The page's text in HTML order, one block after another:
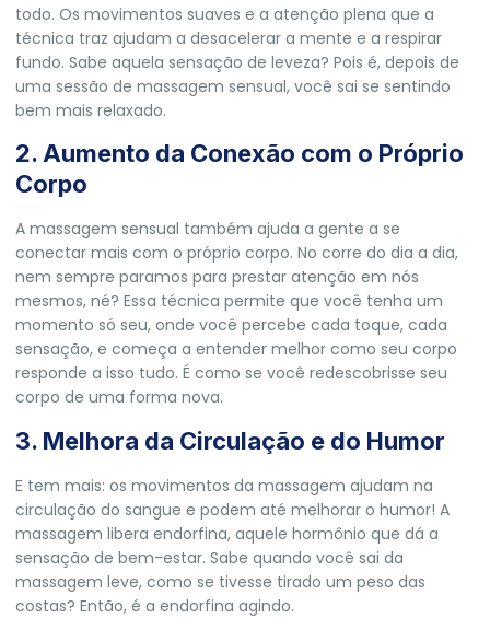
todo. Os movimentos suaves e a atenção plena que a
técnica traz ajudam a desacelerar a mente e a respirar
fundo. Sabe aquela sensação de leveza? Pois é, depois de
uma sessão de massagem sensual, você sai se sentindo
bem mais relaxado.
2. Aumento da Conexão com o Próprio
Corpo
A massagem sensual também ajuda a gente a se
conectar mais com o próprio corpo. No corre do dia a dia,
nem sempre paramos para prestar atenção em nós
mesmos, né? Essa técnica permite que você tenha um
momento só seu, onde você percebe cada toque, cada
sensação, e começa a entender melhor como seu corpo
responde a isso tudo. É como se você redescobrisse seu
corpo de uma forma nova.
3. Melhora da Circulação e do Humor
E tem mais: os movimentos da massagem ajudam na
circulação do sangue e podem até melhorar o humor! A
massagem libera endorfina, aquele hormônio que dá a
sensação de bem-estar. Sabe quando você sai da
massagem leve, como se tivesse tirado um peso das
costas? Então, é a endorfina agindo.